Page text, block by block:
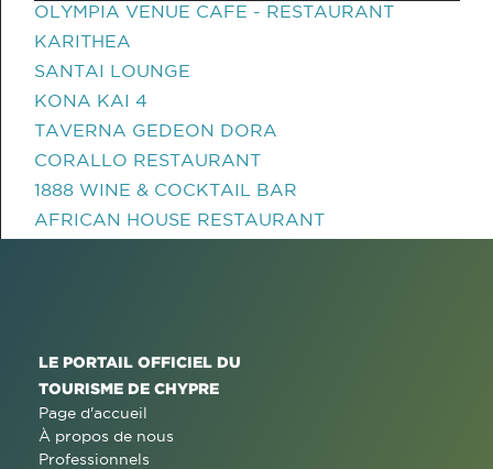
OLYMPIA VENUE CAFE - RESTAURANT
KARITHEA
SANTAI LOUNGE
KONA KAI 4
TAVERNA GEDEON DORA
CORALLO RESTAURANT
1888 WINE & COCKTAIL BAR
AFRICAN HOUSE RESTAURANT
LE PORTAIL OFFICIEL DU
TOURISME DE CHYPRE
Page d'accueil
À propos de nous
Professionnels